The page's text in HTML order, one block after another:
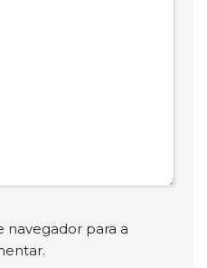
navegador para a